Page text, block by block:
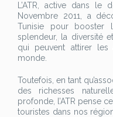
L’ATR, active dans
Novembre 2011, a
Tunisie pour booster
splendeur, la diversité
qui peuvent attirer les
monde.
Toutefois, en tant
des richesses
profonde, l’ATR pense
touristes dans nos